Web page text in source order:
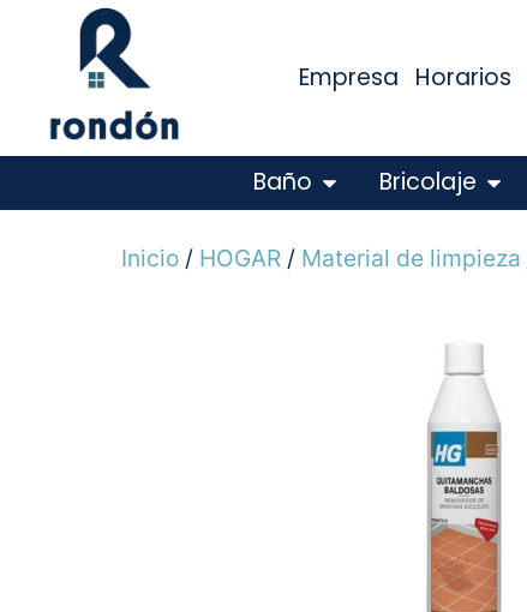
Empresa Horarios
Baño Bricolaje
Inicio/ HOGAR/ Material de limpieza